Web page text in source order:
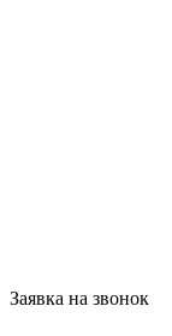
Заявка на звонок